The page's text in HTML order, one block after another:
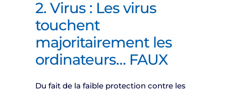
2. Virus : Les virus
touchent
majoritairement les
ordinateurs… FAUX
Du fait de la faible protection contre les